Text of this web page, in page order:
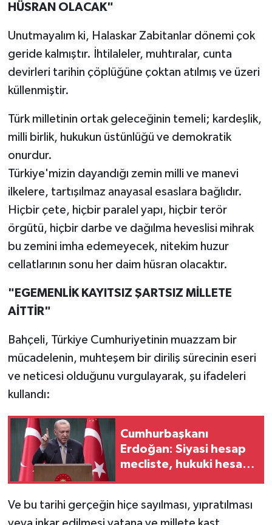
HÜSRAN OLACAK"
Unutmayalım ki, Halaskar Zabitanlar dönemi çok
geride kalmıştır. İhtilaleler, muhtıralar, cunta
devirleri tarihin çöplüğüne çoktan atılmış ve üzeri
küllenmiştir.
Türk milletinin ortak geleceğinin temeli; kardeşlik,
milli birlik, hukukun üstünlüğü ve demokratik
onurdur.
Türkiye'mizin dayandığı zemin milli ve manevi
ilkelere, tartışılmaz anayasal esaslara bağlıdır.
Hiçbir çete, hiçbir paralel yapı, hiçbir terör
örgütü, hiçbir darbe ve dağılma heveslisi mihrak
bu zemini imha edemeyecek, nitekim huzur
cellatlarının sonu her daim hüsran olacaktır.
"EGEMENLİK KAYITSIZ ŞARTSIZ MİLLETE
AİTTİR"
Bahçeli, Türkiye Cumhuriyetinin muazzam bir
mücadelenin, muhteşem bir diriliş sürecinin eseri
ve neticesi olduğunu vurgulayarak, şu ifadeleri
kullandı:
Cumhurbaşkanı
Erdoğan: Siyasi hesap
mecliste, hukuki hesap
Ve bu tarihi gerçeğin hiçe sayılması, yıpratılması